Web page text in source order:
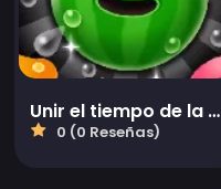
Unir el tiempo de la fruta
0 (0 Reseñas)